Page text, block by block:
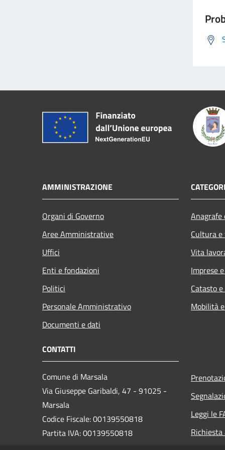
AMMINISTRAZIONE
Organi di Governo
Aree Amministrative
Uffici
Enti e fondazioni
Politici
Personale Amministrativo
Documenti e dati
Cultura
Vita
Imprese
Catasto
Mobilità
CONTATTI
Comune di Marsala
Via Giuseppe Garibaldi, 47 - 91025 -
Marsala
Codice Fiscale: 00139550818
Partita IVA: 00139550818
Leggi le